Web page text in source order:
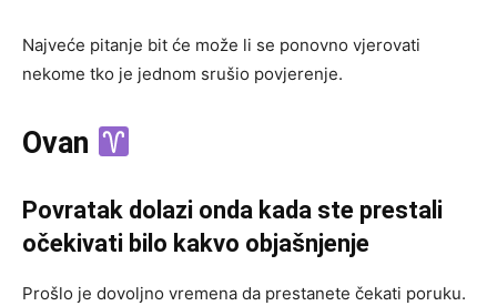
Najveće pitanje bit će može li se ponovno vjerovati
nekome tko je jednom srušio povjerenje.
Ovan
Povratak dolazi onda kada ste prestali
očekivati bilo kakvo objašnjenje
Prošlo je dovoljno vremena da prestanete čekati poruku.